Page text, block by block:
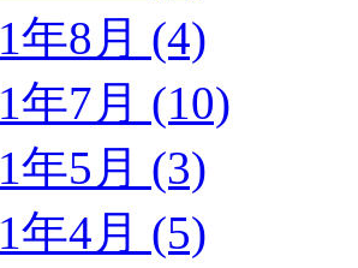
年8月 (4)
年7月 (10)
年5月 (3)
年4月 (5)